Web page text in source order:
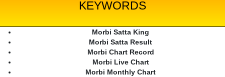
KEYWORDS
Morbi Satta King
Morbi Satta Result
Morbi Chart Record
Morbi Live Chart
Morbi Monthly Chart